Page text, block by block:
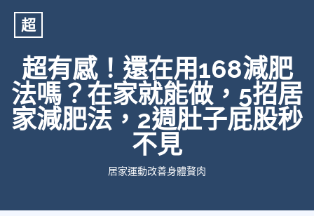
超
超有感！還在用168減肥
法嗎？在家就能做，5招居
家減肥法，2週肚子屁股秒
不見
居家運動改善身體贅肉